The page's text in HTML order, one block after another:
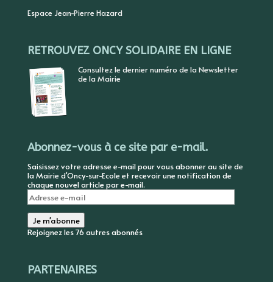
Espace Jean-Pierre Hazard
RETROUVEZ ONCY SOLIDAIRE EN LIGNE
Consultez le dernier numéro de la Newsletter
de la Mairie
Abonnez-vous à ce site par e-mail.
Saisissez votre adresse e-mail pour vous abonner au site de
la Mairie d'Oncy-sur-Ecole et recevoir une notification de
chaque nouvel article par e-mail.
Adresse
e-
mail
Je m'abonne
Rejoignez les 76 autres abonnés
PARTENAIRES